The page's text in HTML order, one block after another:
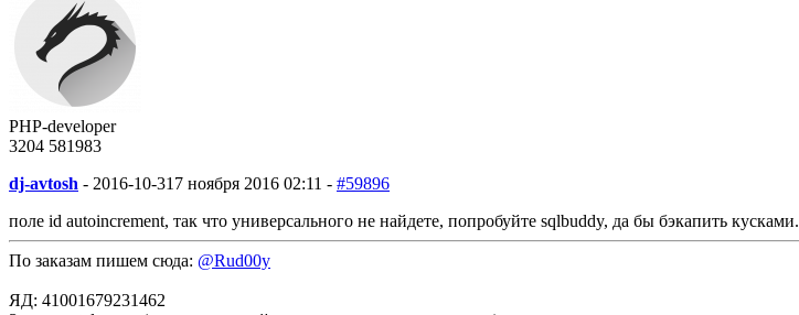
PHP-developer
3204 581983
dj-avtosh - 2016-10-31 7 ноября 2016 02:11 - #59896
поле id autoincrement, так что универсального не найдете, попробуйте sqlbuddy, да бы бэкапить кусками.
По заказам пишем сюда: @Rud00y
ЯД: 41001679231462